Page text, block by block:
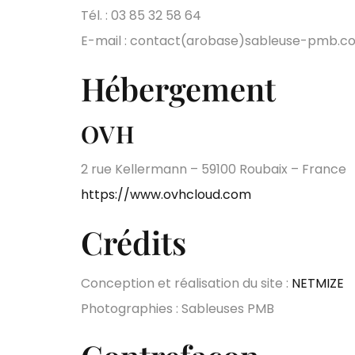
Tél. : 03 85 32 58 64
E-mail : contact(arobase)sableuse-
Hébergement
OVH
2 rue Kellermann – 59100 Roubaix – France
https://www.ovhcloud.com
Crédits
Conception et réalisation du site : NETMIZE
Photographies : Sableuses PMB